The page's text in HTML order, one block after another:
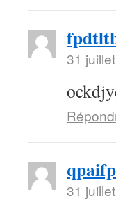
31
31